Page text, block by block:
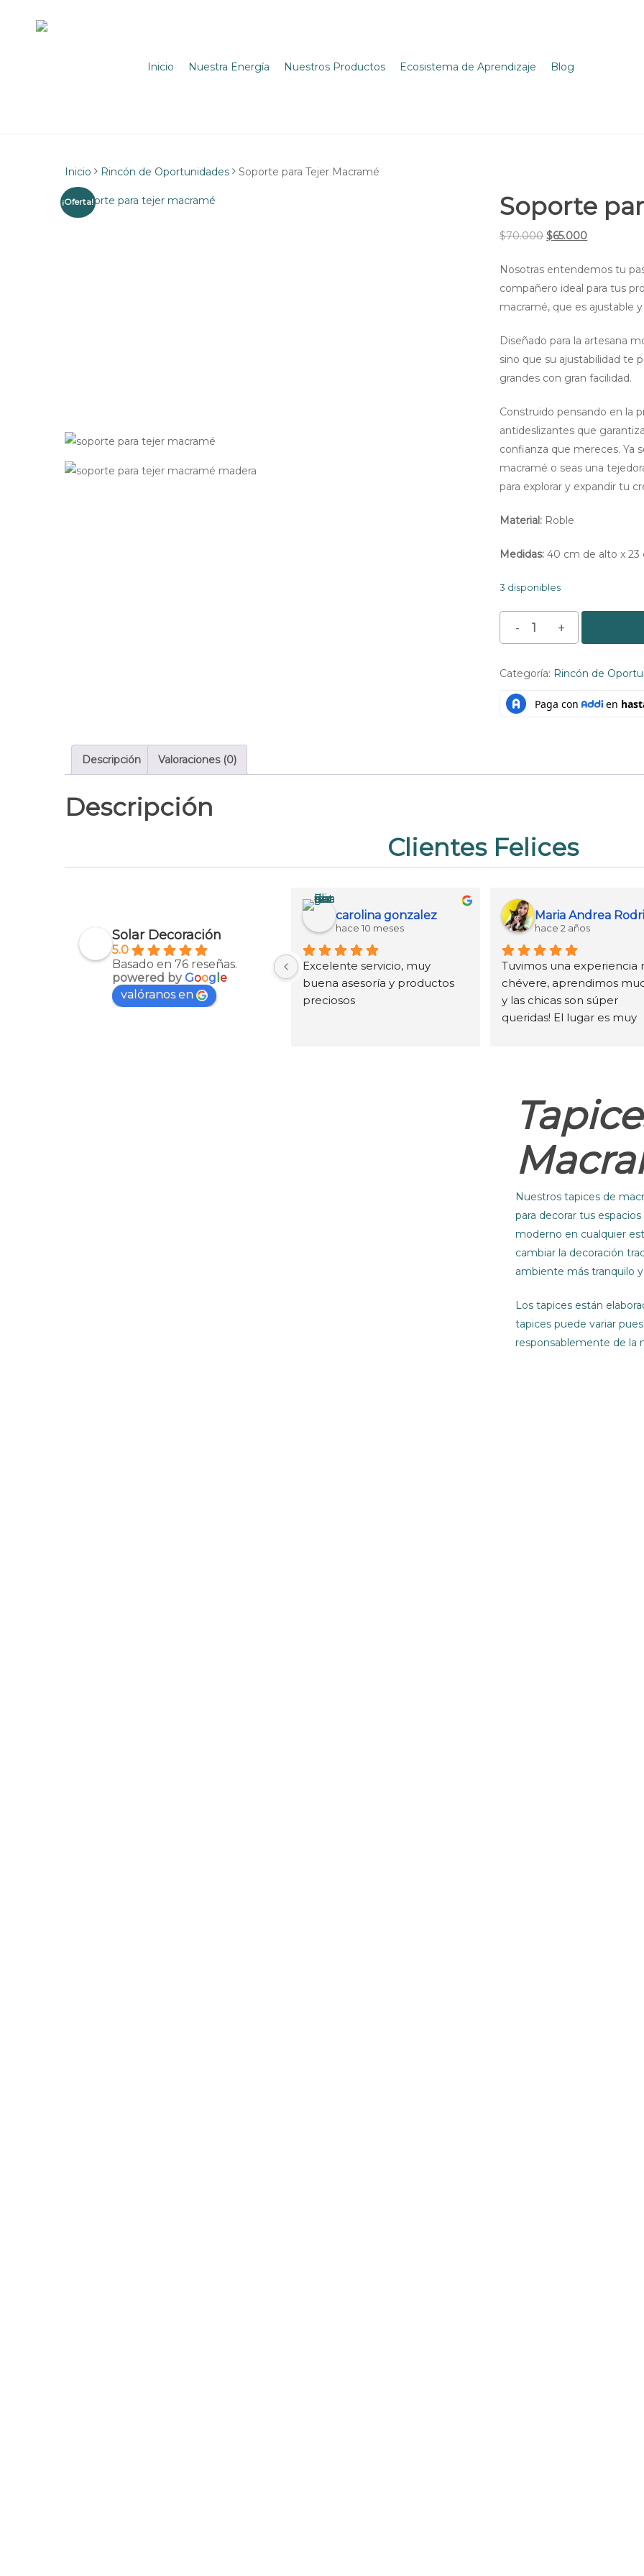
Inicio Nuestra Energía Nuestros Productos Ecosistema de Aprendizaje Blog
Inicio Rincón de Oportunidades Soporte para Tejer Macramé
¡Oferta! Soporte
$70.000 El
original
era:
$70.000.
$65.000El
actual
es:
$65.000.
Nosotras entendemos tu
compañero ideal para tus
macramé, que es ajustable
Diseñado para la artesana
sino que su ajustabilidad te
grandes con gran facilidad.
Construido pensando en la
antideslizantes que
confianza que mereces. Ya
macramé o seas una
para explorar y expandir tu
Material: Roble
Medidas: 40 cm de alto x 23
3 disponibles
Soporte
para
Macramé
cantidad
Categoría: Rincón de
Descripción Valoraciones (0)
Descripción
Clientes Felices
Solar Decoración
5.0
Basado en 76 reseñas.
powered byGoog le
valóranos en
carolina gonzalez
hace 10 meses
Excelente servicio, muy
buena asesoría y productos
preciosos
hace 2 años
Tuvimos una experiencia
chévere, aprendimos
y las chicas son súper
queridas! El lugar es muy
Nuestros tapices de
para decorar tus
moderno en cualquier
cambiar la decoración
ambiente más tranquilo
Los tapices están
tapices puede variar
responsablemente de la